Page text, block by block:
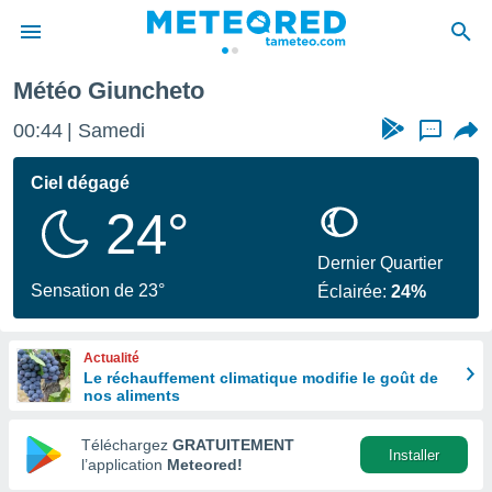
de
en
Météo Giuncheto
00:44 Samedi ...
Ciel dégagé
24°
Sensation de 23°
Dernier Quartier
Éclairée:24%
Actualité
Le réchauffement climatique modifie le goût de
nos aliments
Téléchargez GRATUITEMENT
l’application Meteored!
Installer